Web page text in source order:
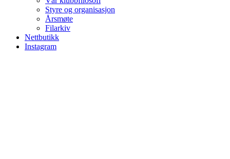
Styre og organisasjon
Årsmøte
Filarkiv
Nettbutikk
Instagram